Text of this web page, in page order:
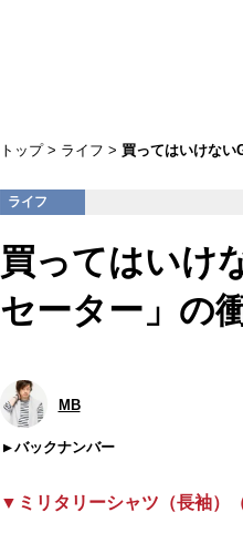
トップ ライフ
買ってはいけない
ライフ
買ってはいけ
セーター」の
MB
バックナンバー
▼ミリタリーシャツ（長袖）